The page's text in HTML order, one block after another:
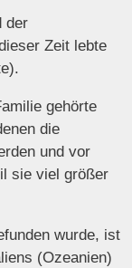
der
Zeit lebte
gehörte
die
und vor
sie viel größer
wurde, ist
(Ozeanien)